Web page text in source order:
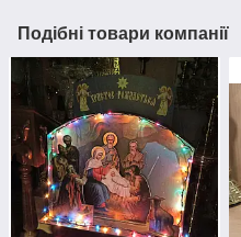
Подібні товари компанії